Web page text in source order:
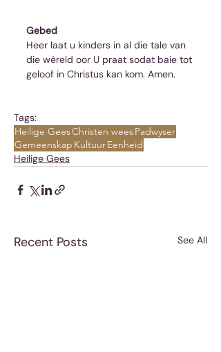
Gebed
Heer laat u kinders in al die tale van
die wêreld oor U praat sodat baie tot
geloof in Christus kan kom. Amen.
Tags:
Heilige GeesChristen weesPadwyser
Gemeenskap KultuurEenheid
Heilige Gees
Recent Posts See All